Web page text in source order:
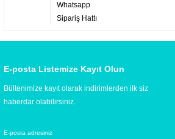
Whatsapp
Sipariş Hattı
E-posta Listemize Kayıt Olun
Bültenimize kayıt olarak indirimlerden ilk siz
haberdar olabilirsiniz.